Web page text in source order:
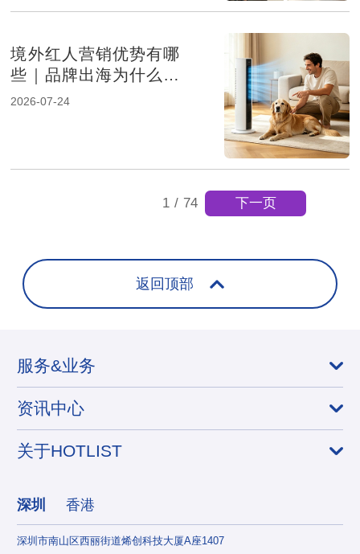
境外红人营销优势有哪
些｜品牌出海为什么选
择海外KOL推广
2026-07-24
1 / 74 下一页
返回顶部
服务&业务
资讯中心
关于HOTLIST
深圳 香港
深圳市南山区西丽街道烯创科技大厦A座1407